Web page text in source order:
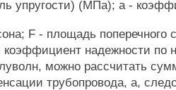
упругости) (МПа); а -
F - площадь поперечного
надежности по
можно рассчитать
трубопровода, а,